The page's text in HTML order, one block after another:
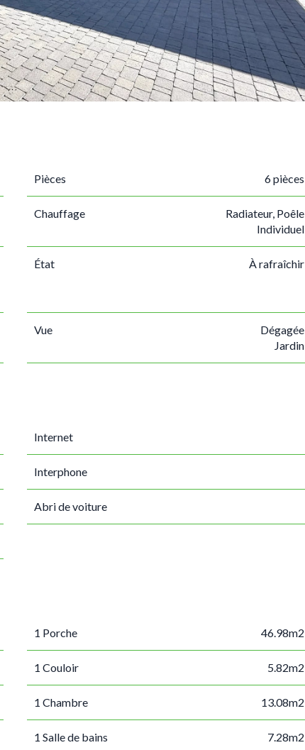
Pièces 6 pièces
Chauffage
Radiateur, Poêle
Individuel
État À rafraîchir
Vue
Dégagée
Jardin
Internet
Interphone
Abri de voiture
1 Porche 46.98m2
1 Couloir 5.82m2
1 Chambre 13.08m2
1 Salle de bains 7.28m2